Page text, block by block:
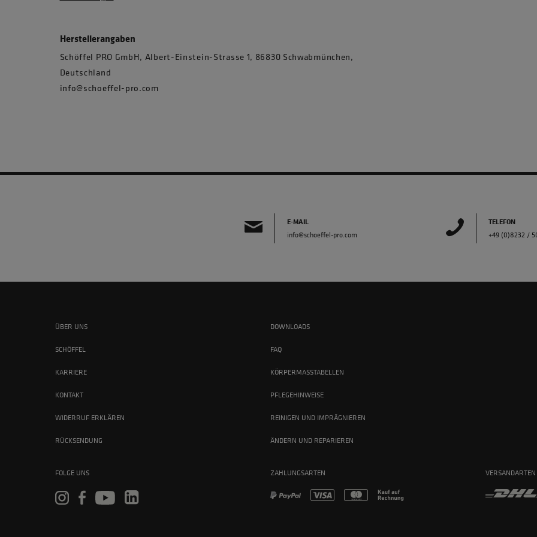
Herstellerangaben
Schöffel PRO GmbH, Albert-Einstein-Strasse 1, 86830 Schwabmünchen,
Deutschland
info@schoeffel-pro.com
E-MAIL
info@schoeffel-pro.com
TELEFON
+49 (0)8232 /
ÜBER UNS
SCHÖFFEL
KARRIERE
KONTAKT
WIDERRUF ERKLÄREN
RÜCKSENDUNG
DOWNLOADS
FAQ
KÖRPERMASSTABELLEN
PFLEGEHINWEISE
REINIGEN UND IMPRÄGNIEREN
ÄNDERN UND REPARIEREN
FOLGE UNS ZAHLUNGSARTEN VERSANDARTEN